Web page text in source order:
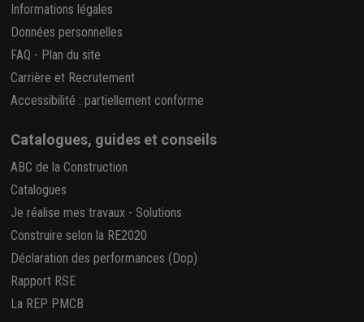
Informations légales
Données personnelles
FAQ - Plan du site
Carrière et Recrutement
Accessibilité : partiellement conforme
Catalogues, guides et conseils
ABC de la Construction
Catalogues
Je réalise mes travaux - Solutions
Construire selon la RE2020
Déclaration des performances (Dop)
Rapport RSE
La REP PMCB